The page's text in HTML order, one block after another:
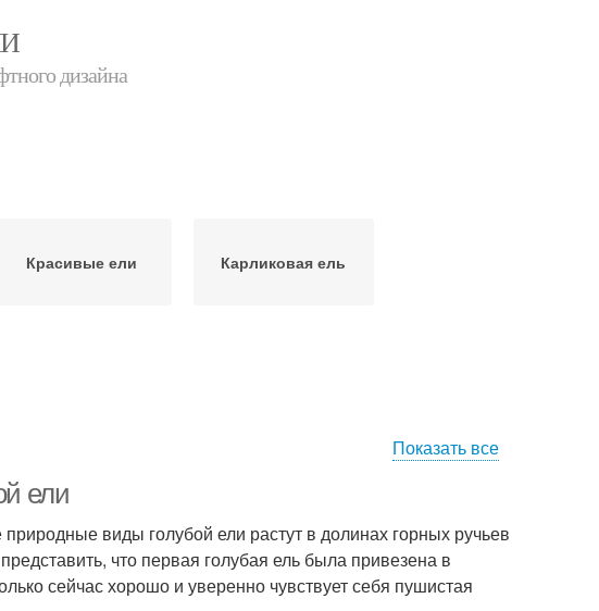
дизайна
Красивые ели Карликовая ель
Показать все
ели
виды голубой ели растут в долинах горных ручьев
что первая голубая ель была привезена в
сейчас хорошо и уверенно чувствует себя пушистая